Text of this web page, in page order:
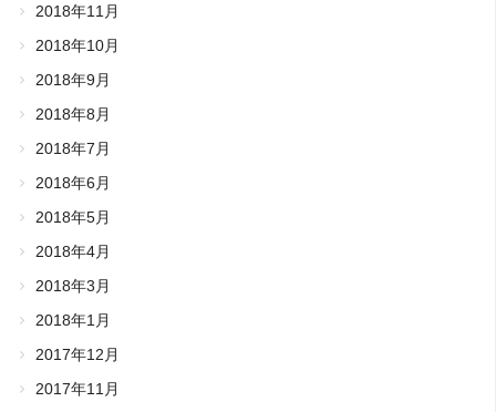
2018年11月
2018年10月
2018年9月
2018年8月
2018年7月
2018年6月
2018年5月
2018年4月
2018年3月
2018年1月
2017年12月
2017年11月